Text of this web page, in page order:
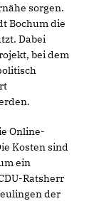
sorgen.
Bochum die
Dabei
bei dem
Online-
Kosten sind
ein
Ratsherr
der